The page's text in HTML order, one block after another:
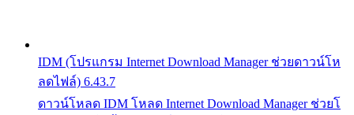
IDM (โปรแกรม Internet Download Manager ช่วยดาวน์โห
ลดไฟล์) 6.43.7
ดาวน์โหลด IDM โหลด Internet Download Manager ช่วยโ